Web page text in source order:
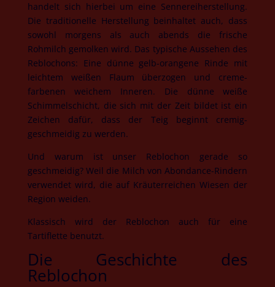
handelt sich hierbei um eine Sennereiherstellung.
Die traditionelle Herstellung beinhaltet auch, dass
sowohl morgens als auch abends die frische
Rohmilch gemolken wird. Das typische Aussehen des
Reblochons: Eine dünne gelb-orangene Rinde mit
leichtem weißen Flaum überzogen und creme-
farbenen weichem Inneren. Die dünne weiße
Schimmelschicht, die sich mit der Zeit bildet ist ein
Zeichen dafür, dass der Teig beginnt cremig-
geschmeidig zu werden.
Und warum ist unser Reblochon gerade so
geschmeidig? Weil die Milch von Abondance-Rindern
verwendet wird, die auf Kräuterreichen Wiesen der
Region weiden.
Klassisch wird der Reblochon auch für eine
Tartiflette benutzt.
Die Geschichte des
Reblochon